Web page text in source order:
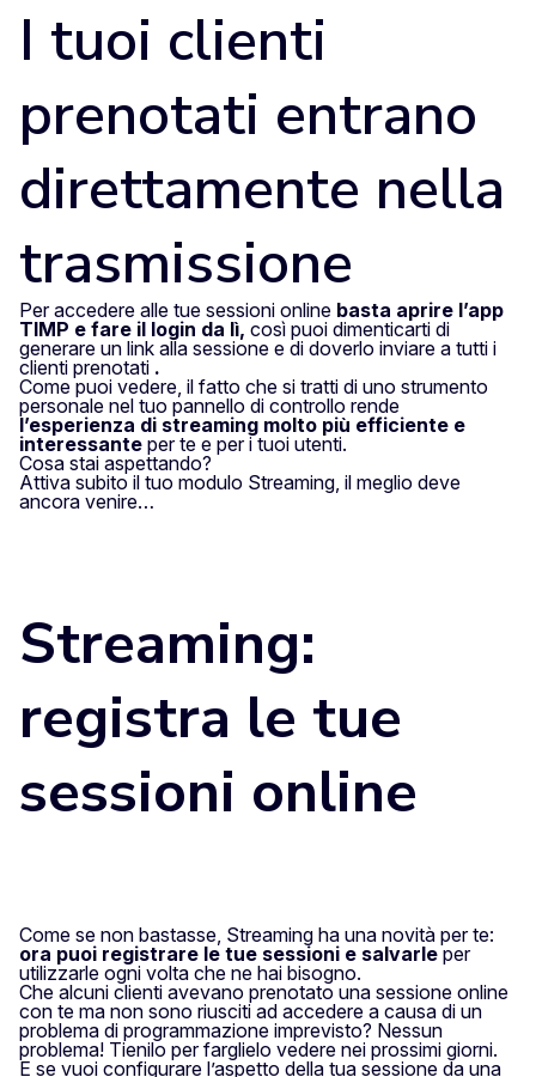
I tuoi clienti
prenotati entrano
direttamente nella
trasmissione
Per accedere alle tue sessioni online basta aprire l’app
TIMP e fare il login da lì, così puoi dimenticarti di
generare un link alla sessione e di doverlo inviare a tutti i
clienti prenotati .
Come puoi vedere, il fatto che si tratti di uno strumento
personale nel tuo pannello di controllo rende
l’esperienza di streaming molto più efficiente e
interessante per te e per i tuoi utenti.
Cosa stai aspettando?
Attiva subito il tuo modulo Streaming, il meglio deve
ancora venire…
Streaming:
registra le tue
sessioni online
Come se non bastasse, Streaming ha una novità per te:
ora puoi registrare le tue sessioni e salvarle per
utilizzarle ogni volta che ne hai bisogno.
Che alcuni clienti avevano prenotato una sessione online
con te ma non sono riusciti ad accedere a causa di un
problema di programmazione imprevisto? Nessun
problema! Tienilo per farglielo vedere nei prossimi giorni.
E se vuoi configurare l’aspetto della tua sessione da una